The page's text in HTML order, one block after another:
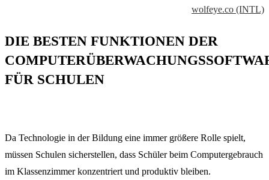
wolfeye.co (INTL)
DIE BESTEN FUNKTIONEN DER
FÜR SCHULEN
Da Technologie in der Bildung eine immer größere Rolle spielt,
müssen Schulen sicherstellen, dass Schüler beim Computergebrauch
im Klassenzimmer konzentriert und produktiv bleiben.